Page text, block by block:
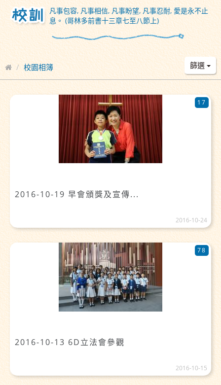
凡事包容, 凡事相信, 凡事盼望, 凡事忍耐, 愛是永不止
息。 (哥林多前書十三章七至八節上)
校園相簿 篩選
2016-10-19 早會頒獎及宣傳...
17
2016-10-24
2016-10-13 6D立法會參觀
78
2016-10-15